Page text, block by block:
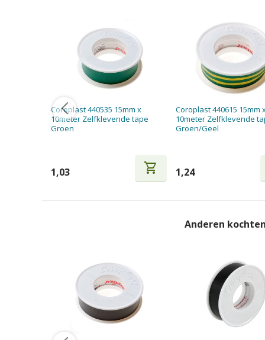
Coroplast 440535 15mm x
10meter Zelfklevende tape
Groen
1,03 shopping_cart
Coroplast 440615 15mm
10meter Zelfklevende
Groen/Geel
1,24
Anderen